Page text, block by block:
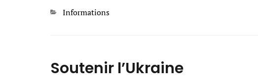
Kategorien
Informations
Soutenir l’Ukraine